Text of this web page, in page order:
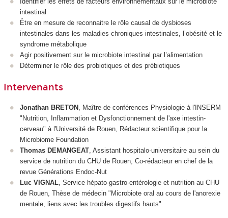
intestinal
Être en mesure de reconnaitre le rôle causal de dysbioses
intestinales dans les maladies chroniques intestinales, l’obésité et le
syndrome métabolique
Agir positivement sur le microbiote intestinal par l’alimentation
Déterminer le rôle des probiotiques et des prébiotiques
Intervenants
Jonathan BRETON
, Maître de conférences Physiologie à l'INSERM
"Nutrition, Inflammation et Dysfonctionnement de l'axe intestin-
cerveau" à l'Université de Rouen, Rédacteur scientifique pour la
Microbiome Foundation
Thomas DEMANGEAT , Assistant hospitalo-universitaire au sein du
service de nutrition du CHU de Rouen, Co-rédacteur en chef de la
revue Générations Endoc-Nut
Luc VIGNAL , Service hépato-gastro-entérologie et nutrition au CHU
de Rouen, Thèse de médecin "Microbiote oral au cours de l'anorexie
mentale, liens avec les troubles digestifs hauts"